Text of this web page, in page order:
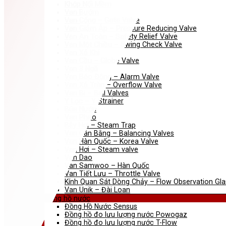
Van Cổng – Gate Valve
Van Giảm Áp – Pressure Reducing Valve
Van An Toàn – Safety Relief Valve
Van Một Chiều – Swing Check Valve
Van Cầu – Globe Valve
Van Báo Động – Alarm Valve
Van Xả Tràn – Overflow Valve
Van Bi – Ball Valves
Y Lọc – Y Strainer
Búa Nước
Van Phao
Bẫy Hơi – Steam Trap
Van Cân Bằng – Balancing Valves
Van Hàn Quốc – Korea Valve
Van Hơi – Steam valve
Van Dao
Van Samwoo – Hàn Quốc
Van Tiết Lưu – Throttle Valve
Kính Quan Sát Dòng Chảy – Flow Observation
Van Unik – Đài Loan
Đồng hồ nước
Đồng Hồ Nước Sensus
Đồng hồ đo lưu lượng nước Powogaz
Đồng hồ đo lưu lượng nước T-Flow